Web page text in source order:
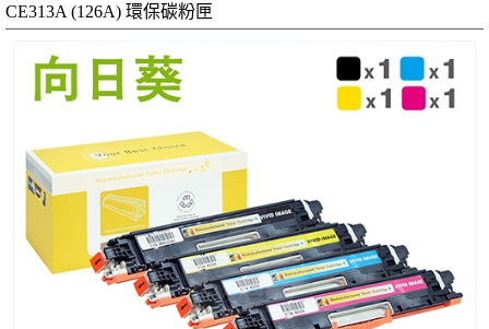
CE313A (126A) 環保碳粉匣